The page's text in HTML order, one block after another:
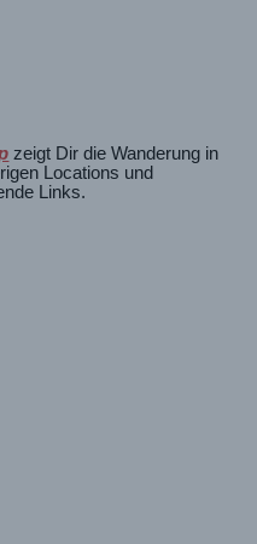
zeigt Dir die Wanderung in
Locations und
Links.